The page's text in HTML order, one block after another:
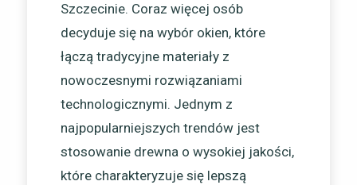
Szczecinie. Coraz więcej osób
decyduje się na wybór okien, które
łączą tradycyjne materiały z
nowoczesnymi rozwiązaniami
technologicznymi. Jednym z
najpopularniejszych trendów jest
stosowanie drewna o wysokiej jakości,
które charakteryzuje się lepszą